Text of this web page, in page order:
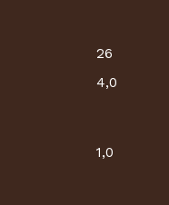
26
4,0
1,0